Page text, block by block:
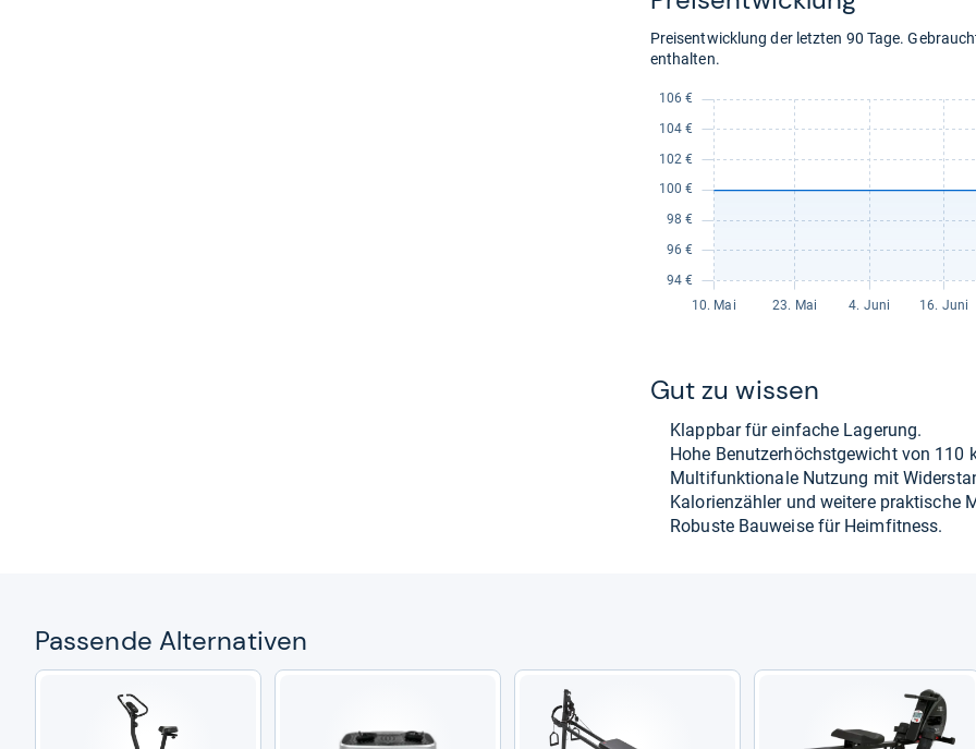
Preisentwicklung der letzten 90 Tage.
enthalten.
Gut zu wis­sen
Klapp­bar für ein­fa­che Lage­rung.
Hohe Benut­zer­höchst­ge­wicht von 110
Mul­ti­funk­tio­nale Nut­zung mit
Kalo­ri­en­zäh­ler und wei­tere prak­ti­sche
Robuste Bau­weise für Heim­fit­ness.
Pas­sende Alter­na­ti­ven